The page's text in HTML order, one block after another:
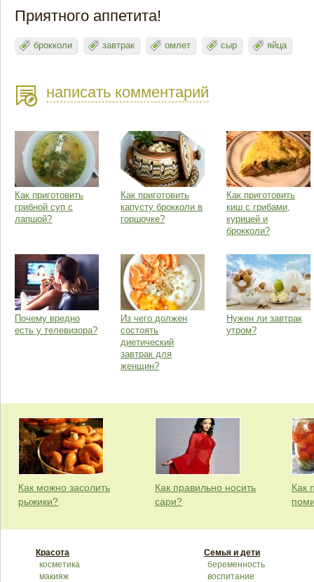
Приятного аппетита!
брокколи завтрак омлет сыр яйца
написать комментарий
Как приготовить
грибной суп с
лапшой?
Как приготовить
капусту брокколи в
горшочке?
Как приготовить
киш с грибами,
курицей и
брокколи?
Почему вредно
есть у телевизора?
Из чего должен
состоять
диетический
завтрак для
женщин?
Нужен ли завтрак
утром?
Как можно засолить
рыжики?
Как правильно носить
сари?
Как
Красота
косметика
макияж
Семья и дети
беременность
воспитание